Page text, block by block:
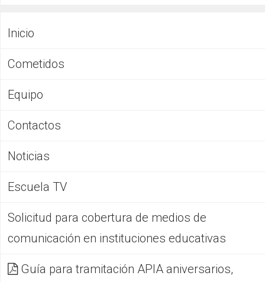
Inicio
Cometidos
Equipo
Contactos
Noticias
Escuela TV
Solicitud para cobertura de medios de
comunicación en instituciones educativas
Guía para tramitación APIA aniversarios,